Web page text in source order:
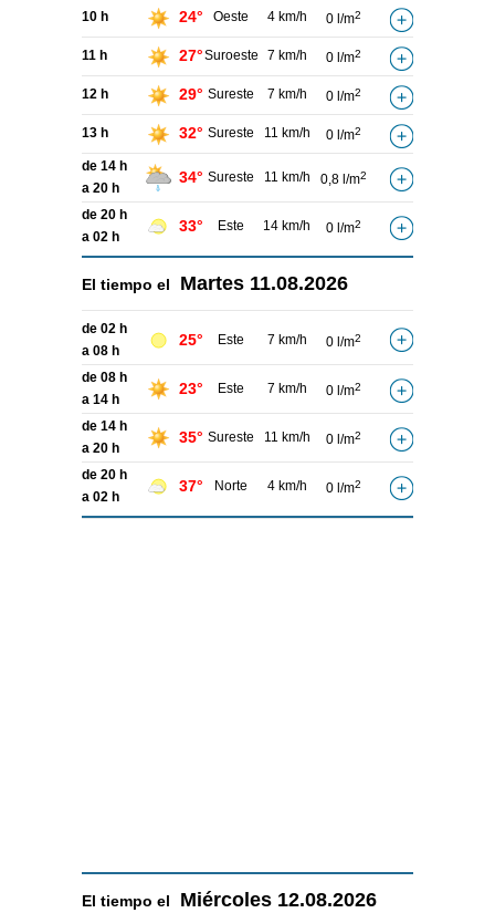
10 h 24° Oeste 4 km/h 0 l/m2
11 h 27°Suroeste 7 km/h 0 l/m2
12 h 29° Sureste 7 km/h 0 l/m2
13 h 32° Sureste 11 km/h 0 l/m2
de 14 h
a 20 h
34° Sureste 11 km/h 0,8 l/m2
de 20 h
a 02 h
33° Este 14 km/h 0 l/m2
El tiempo el Martes 11.08.2026
de 02 h
a 08 h
25° Este 7 km/h 0 l/m2
de 08 h
a 14 h
23° Este 7 km/h 0 l/m2
de 14 h
a 20 h
35° Sureste 11 km/h 0 l/m2
de 20 h
a 02 h
37° Norte 4 km/h 0 l/m2
El tiempo el Miércoles 12.08.2026